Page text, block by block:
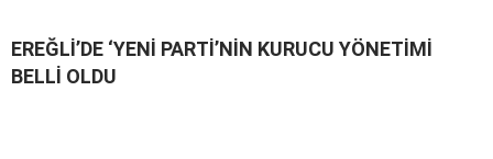
EREĞLİ’DE ‘YENİ PARTİ’NİN KURUCU YÖNETİMİ
BELLİ OLDU